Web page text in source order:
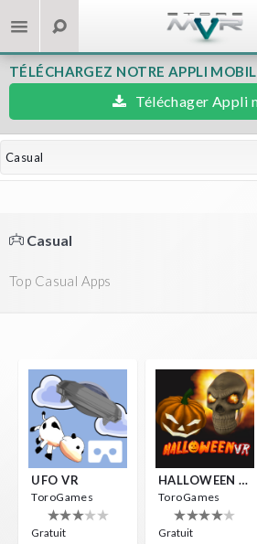
TÉLÉCHARGEZ NOTRE APPLI
Téléchager Appli
Casual
Casual
Top Casual Apps
UFO VR
ToroGames
Gratuit
HALLOWEEN VR
ToroGames
Gratuit